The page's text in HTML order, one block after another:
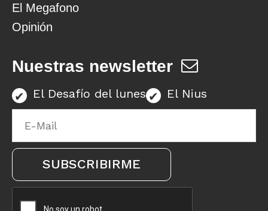
El Megafono
Opinión
Nuestras newsletter
El Desafío del lunes El Nius